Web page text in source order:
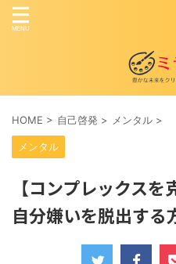
HOME > 自己啓発 > メンタル >
メンタル
【コンプレックスを
自分嫌いを脱出す